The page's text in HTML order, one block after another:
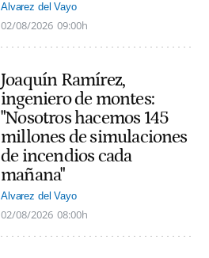
Alvarez del Vayo
02/08/2026 09:00h
Joaquín Ramírez,
ingeniero de montes:
"Nosotros hacemos 145
millones de simulaciones
de incendios cada
mañana"
Alvarez del Vayo
02/08/2026 08:00h